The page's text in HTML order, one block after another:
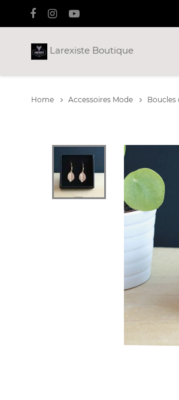
Larexiste Boutique
Home Accessoires Mode Boucles